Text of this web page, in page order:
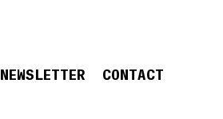
NEWSLETTER CONTACT